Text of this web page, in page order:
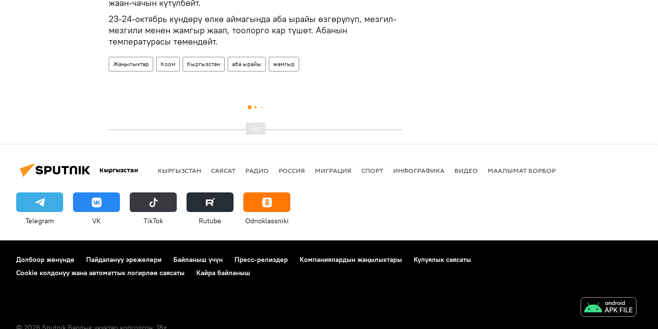
жаан-чачын күтүлбөйт.
23-24-октябрь күндөрү өлкө аймагында аба ырайы өзгөрүлүп, мезгил-
мезгили менен жамгыр жаап, тоолорго кар түшөт. Абанын
температурасы төмөндөйт.
Жаңылыктар Коом Кыргызстан аба ырайы жамгыр
Кыргызстан КЫРГЫЗСТАН САЯСАТ РАДИО РОССИЯ МИГРАЦИЯ СПОРТ ИНФОГРАФИКА ВИДЕО МААЛЫМАТ БОРБОР
Telegram VK ТikТоk Rutube Odnoklassniki
Долбоор жөнүндө Пайдалануу эрежелери Байланыш үчүн Пресс-релиздер Компаниялардын жаңылыктары
Купуялык саясаты
Cookie колдонуу жана автоматтык логирлөө саясаты
Кайра байланыш